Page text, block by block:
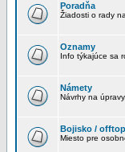
Poradňa
Žiadosti o rady
Oznamy
Info týkajúce sa
Námety
Návrhy na
Bojisko /
Miesto pre